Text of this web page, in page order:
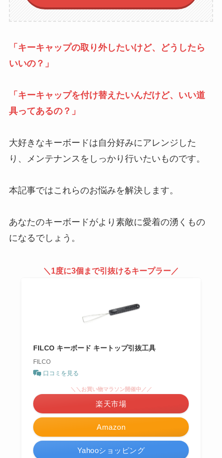
「キーキャップの取り外したいけど、どうしたら
いいの？」
「キーキャップを付け替えたいんだけど、いい道
具ってあるの？」
大好きなキーボードは自分好みにアレンジした
り、メンテナンスをしっかり行いたいものです。
本記事ではこれらのお悩みを解決します。
あなたのキーボードがより素敵に愛着の湧くもの
になるでしょう。
＼1度に3個まで引抜けるキープラー／
FILCO キーボード キートップ引抜工具
FILCO
口コミを見る
Amazon
＼＼お買い物マラソン開催中／／
楽天市場
Yahooショッピング